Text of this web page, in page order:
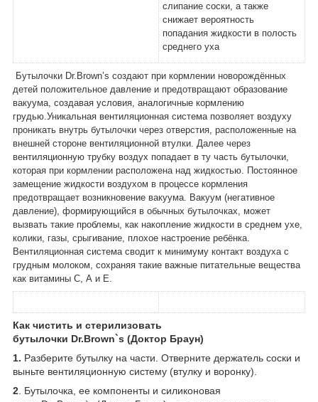
слипание соски, а также
снижает вероятность
попадания жидкости в полость
среднего уха
Бутылочки Dr.Brown’s создают при кормлении новорождённых
детей положительное давление и предотвращают образование
вакуума, создавая условия, аналогичные кормлению
грудью.Уникальная вентиляционная система позволяет воздуху
проникать внутрь бутылочки через отверстия, расположенные на
внешней стороне вентиляционной втулки. Далее через
вентиляционную трубку воздух попадает в ту часть бутылочки,
которая при кормлении расположена над жидкостью. Постоянное
замещение жидкости воздухом в процессе кормления
предотвращает возникновение вакуума. Вакуум (негативное
давление), формирующийся в обычных бутылочках, может
вызвать такие проблемы, как накопление жидкости в среднем ухе,
колики, газы, срыгивание, плохое настроение ребёнка.
Вентиляционная система сводит к минимуму контакт воздуха с
грудным молоком, сохраняя такие важные питательные вещества
как витамины С, А и Е.
Как чистить и стерилизовать
бутылочки Dr.Brown`s (Доктор Браун)
1. Разберите бутылку на части. Отверните держатель соски и
выньте вентиляционную систему (втулку и воронку).
2. Бутылочка, ее компоненты и силиконовая